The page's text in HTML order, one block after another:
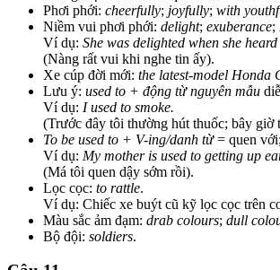
Phơi phới: cheerfully; joyfully; with
Niềm vui phơi phới: delight; exuberance;
Ví dụ: She was delighted when she heard
(Nàng rất vui khi nghe tin ấy).
Xe cúp đời mới: the latest-model Honda
Lưu ý: used to + động từ nguyên mẫu
Ví dụ: I used to smoke.
(Trước đây tôi thường hút thuốc; bây giờ
To be used to + V-ing/danh từ= quen
Ví dụ: My mother is used to getting up
(Má tôi quen dậy sớm rồi).
Lọc cọc: to rattle.
Ví dụ: Chiếc xe buýt cũ kỹ lọc cọc trên
Màu sắc ảm đạm: drab colours; dull
Bộ đội: soldiers.